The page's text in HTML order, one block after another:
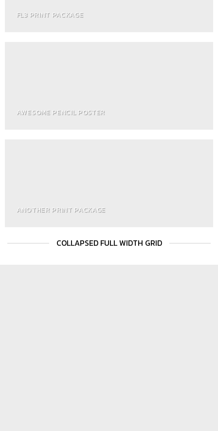
FL3 PRINT PACKAGE
AWESOME PENCIL POSTER
ANOTHER PRINT PACKAGE
COLLAPSED FULL WIDTH GRID